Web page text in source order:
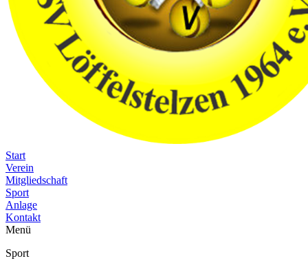
Start
Verein
Mitgliedschaft
Sport
Anlage
Kontakt
Menü
Sport